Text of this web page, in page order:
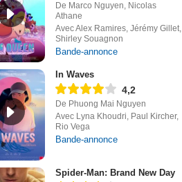
De Marco Nguyen, Nicolas
Athane
Avec Alex Ramires, Jérémy Gillet,
Shirley Souagnon
Bande-annonce
In Waves
4,2
De Phuong Mai Nguyen
Avec Lyna Khoudri, Paul Kircher,
Rio Vega
Bande-annonce
Spider-Man: Brand New Day